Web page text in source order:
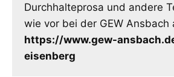
Durchhalteprosa und andere
wie vor bei der GEW Ansbach
https://www.gew-
eisenberg